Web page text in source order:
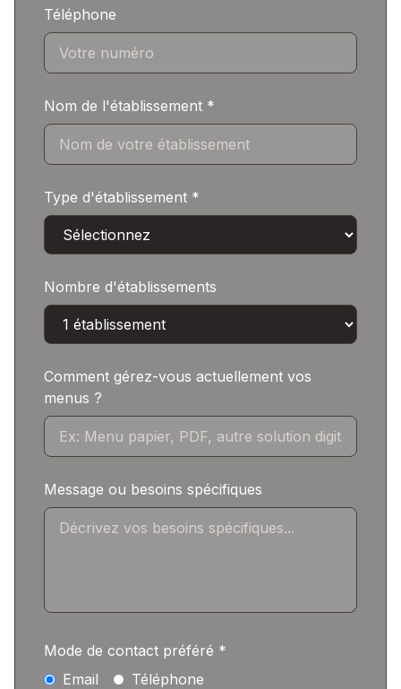
Téléphone
Nom de l'établissement *
Type d'établissement *
Nombre d'établissements
Comment gérez-vous actuellement vos
menus ?
Message ou besoins spécifiques
Mode de contact préféré *
Email
Téléphone